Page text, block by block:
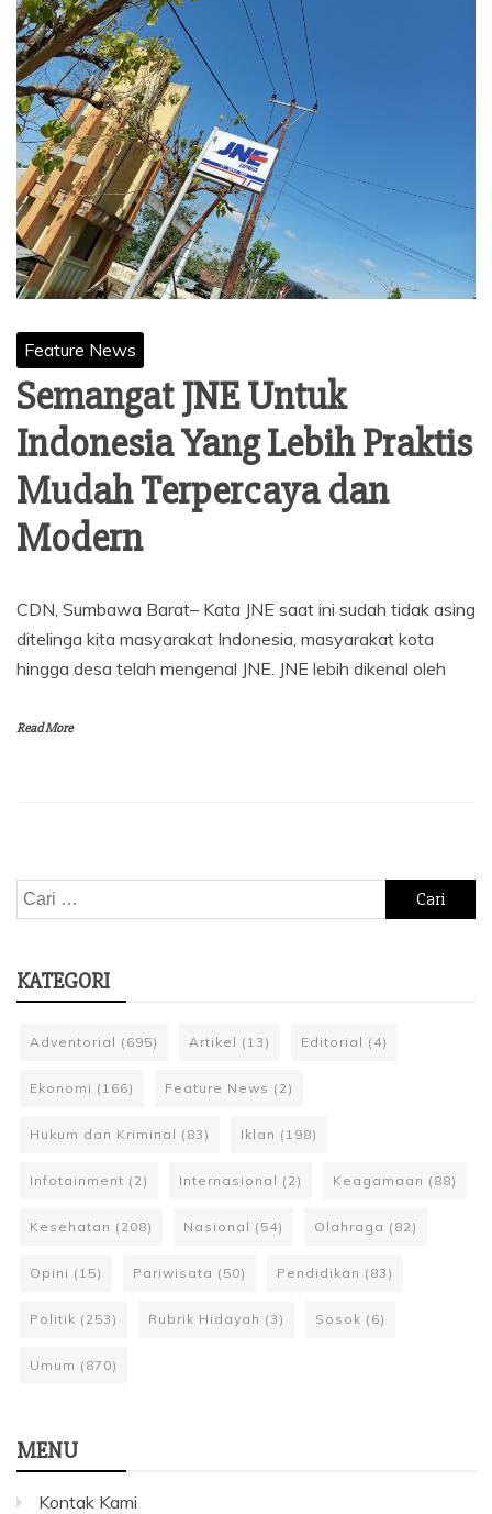
Feature News
Semangat JNE Untuk
Indonesia Yang Lebih Praktis
Mudah Terpercaya dan
Modern
CDN, Sumbawa Barat– Kata JNE saat ini sudah tidak asing
ditelinga kita masyarakat Indonesia, masyarakat kota
hingga desa telah mengenal JNE. JNE lebih dikenal oleh
Read More
Cari
untuk:
KATEGORI
Adventorial (695) Artikel (13) Editorial (4)
Ekonomi (166) Feature News (2)
Hukum dan Kriminal (83) Iklan (198)
Infotainment (2) Internasional (2) Keagamaan (88)
Kesehatan (208) Nasional (54) Olahraga (82)
Opini (15) Pariwisata (50) Pendidikan (83)
Politik (253) Rubrik Hidayah (3) Sosok (6)
Umum (870)
MENU
Kontak Kami